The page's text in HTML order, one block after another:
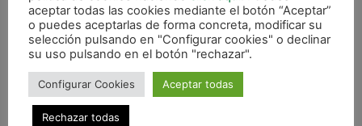
aceptar todas las cookies mediante el botón “Aceptar”
o puedes aceptarlas de forma concreta, modificar su
selección pulsando en "Configurar cookies" o declinar
su uso pulsando en el botón "rechazar".
Configurar Cookies Aceptar todas
Rechazar todas